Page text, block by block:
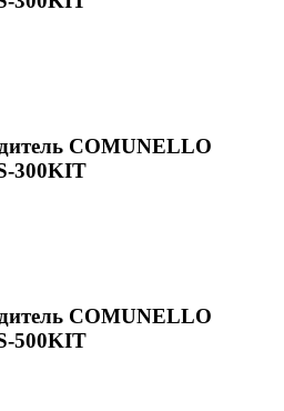
COMUNELLO
300KIT
COMUNELLO
500KIT